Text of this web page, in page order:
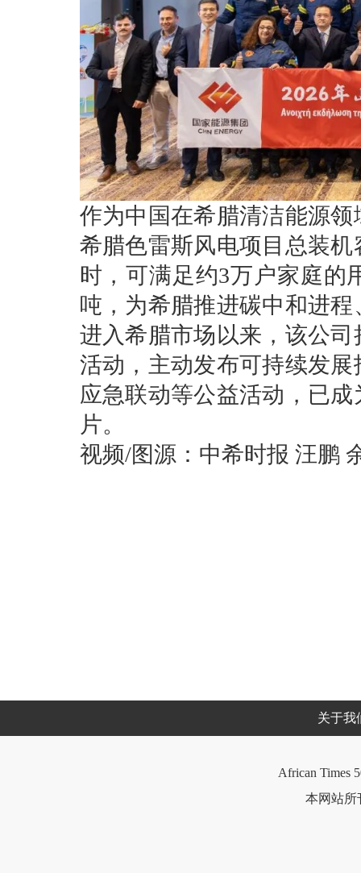
作为中国在希腊清洁能源
希腊色雷斯风电项目总装
时，可满足约3万户家庭的
吨，为希腊推进碳中和进
进入希腊市场以来，该公
活动，主动发布可持续发
应急联动等公益活动，已
片。
视频/图源：中希时报 汪鹏
关于我
African Times
本网站所